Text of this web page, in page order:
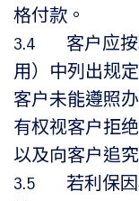
格付款。
3.4 客户应按
用）中列出规
客户未能遵照
有权视客户拒
以及向客户追
3.5 若利保因